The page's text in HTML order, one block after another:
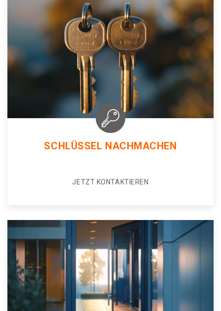
SCHLÜSSEL NACHMACHEN
JETZT KONTAKTIEREN